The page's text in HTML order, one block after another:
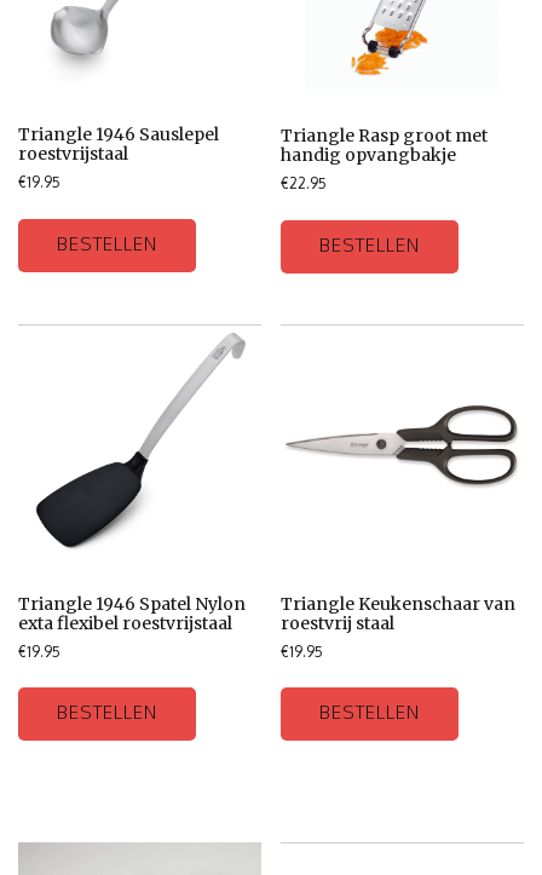
Triangle 1946 Sauslepel
roestvrijstaal
€19.95
BESTELLEN
Triangle Rasp groot met
handig opvangbakje
€22.95
BESTELLEN
Triangle 1946 Spatel Nylon
exta flexibel roestvrijstaal
€19.95
BESTELLEN
Triangle Keukenschaar van
roestvrij staal
€19.95
BESTELLEN